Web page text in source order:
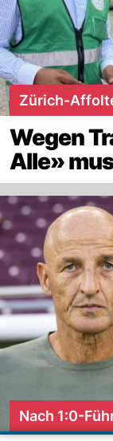
Zürich-
Wegen
Alle»
Nach 1:0-